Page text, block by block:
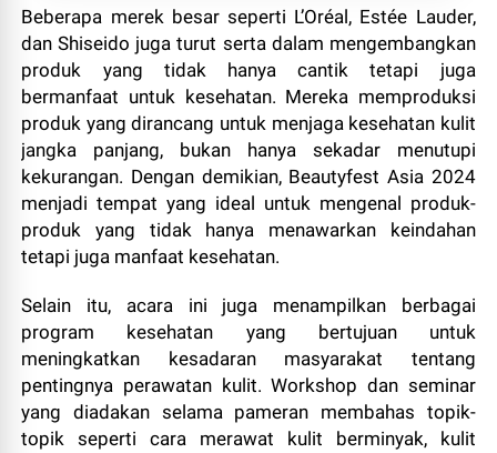
Beberapa merek besar seperti L’Oréal, Estée Lauder,
dan Shiseido juga turut serta dalam mengembangkan
produk yang tidak hanya cantik tetapi juga
bermanfaat untuk kesehatan. Mereka memproduksi
produk yang dirancang untuk menjaga kesehatan kulit
jangka panjang, bukan hanya sekadar menutupi
kekurangan. Dengan demikian, Beautyfest Asia 2024
menjadi tempat yang ideal untuk mengenal produk-
produk yang tidak hanya menawarkan keindahan
tetapi juga manfaat kesehatan.
Selain itu, acara ini juga menampilkan berbagai
program kesehatan yang bertujuan untuk
meningkatkan kesadaran masyarakat tentang
pentingnya perawatan kulit. Workshop dan seminar
yang diadakan selama pameran membahas topik-
topik seperti cara merawat kulit berminyak, kulit